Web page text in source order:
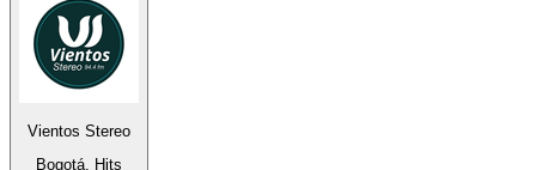
Vientos Stereo
Bogotá, Hits